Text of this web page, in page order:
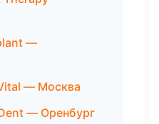
—
— Москва
— Оренбург